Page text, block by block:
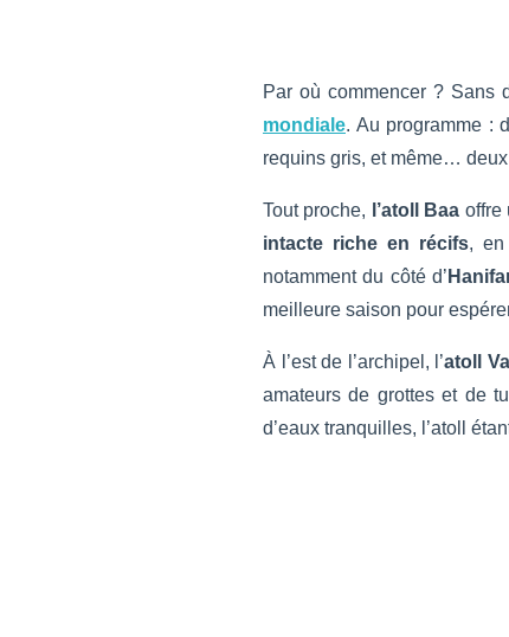
Par où commencer ? Sans
mondiale. Au programme :
requins gris, et même…
Tout proche, l’atoll Baa offre
intacte riche en récifs, en
notamment du côté d’
meilleure saison pour
À l’est de l’archipel, l’atoll
amateurs de grottes et de
d’eaux tranquilles, l’atoll